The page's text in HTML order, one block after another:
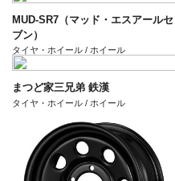
MUD-SR7（マッド・エスアールセ
ブン）
タイヤ・ホイール / ホイール
まつど家三兄弟 鉄漢
タイヤ・ホイール / ホイール